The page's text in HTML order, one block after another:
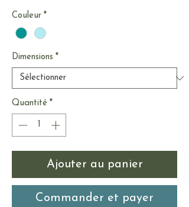
Couleur *
Dimensions *
Quantité *
Ajouter au panier
Commander et payer